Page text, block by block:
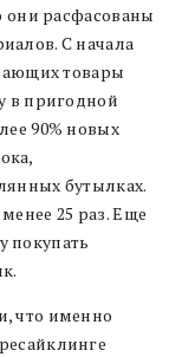
они расфасованы
С начала
товары
в пригодной
90% новых
бутылках.
25 раз. Еще
покупать
что именно